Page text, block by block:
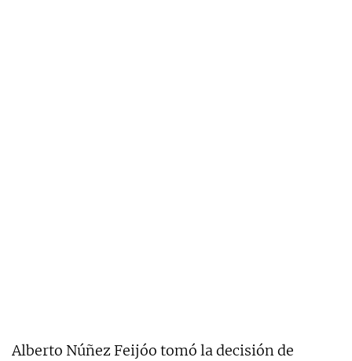
Alberto Núñez Feijóo tomó la decisión de